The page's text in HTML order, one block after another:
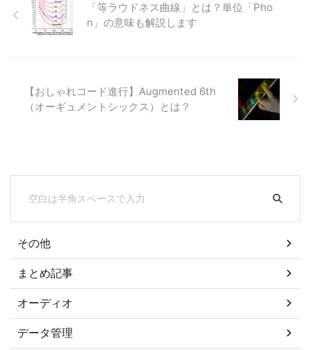
「等ラウドネス曲線」とは？単位「Pho
n」の意味も解説します
【おしゃれコード進行】Augmented 6th
（オーギュメントシックス）とは？
その他
まとめ記事
オーディオ
データ管理